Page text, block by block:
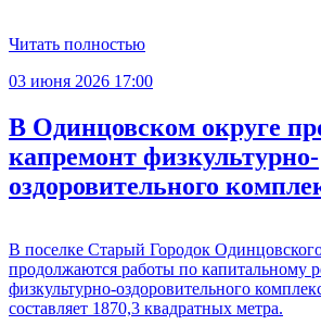
Читать полностью
03 июня 2026 17:00
В Одинцовском округе
капремонт физкультурно-
оздоровительного
В поселке Старый Городок
продолжаются работы по капитальному
физкультурно-оздоровительного
составляет 1870,3 квадратных метра.